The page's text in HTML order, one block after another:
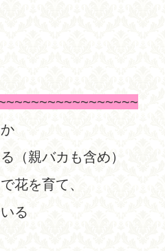
（親バカも含め）
花を育て、
る